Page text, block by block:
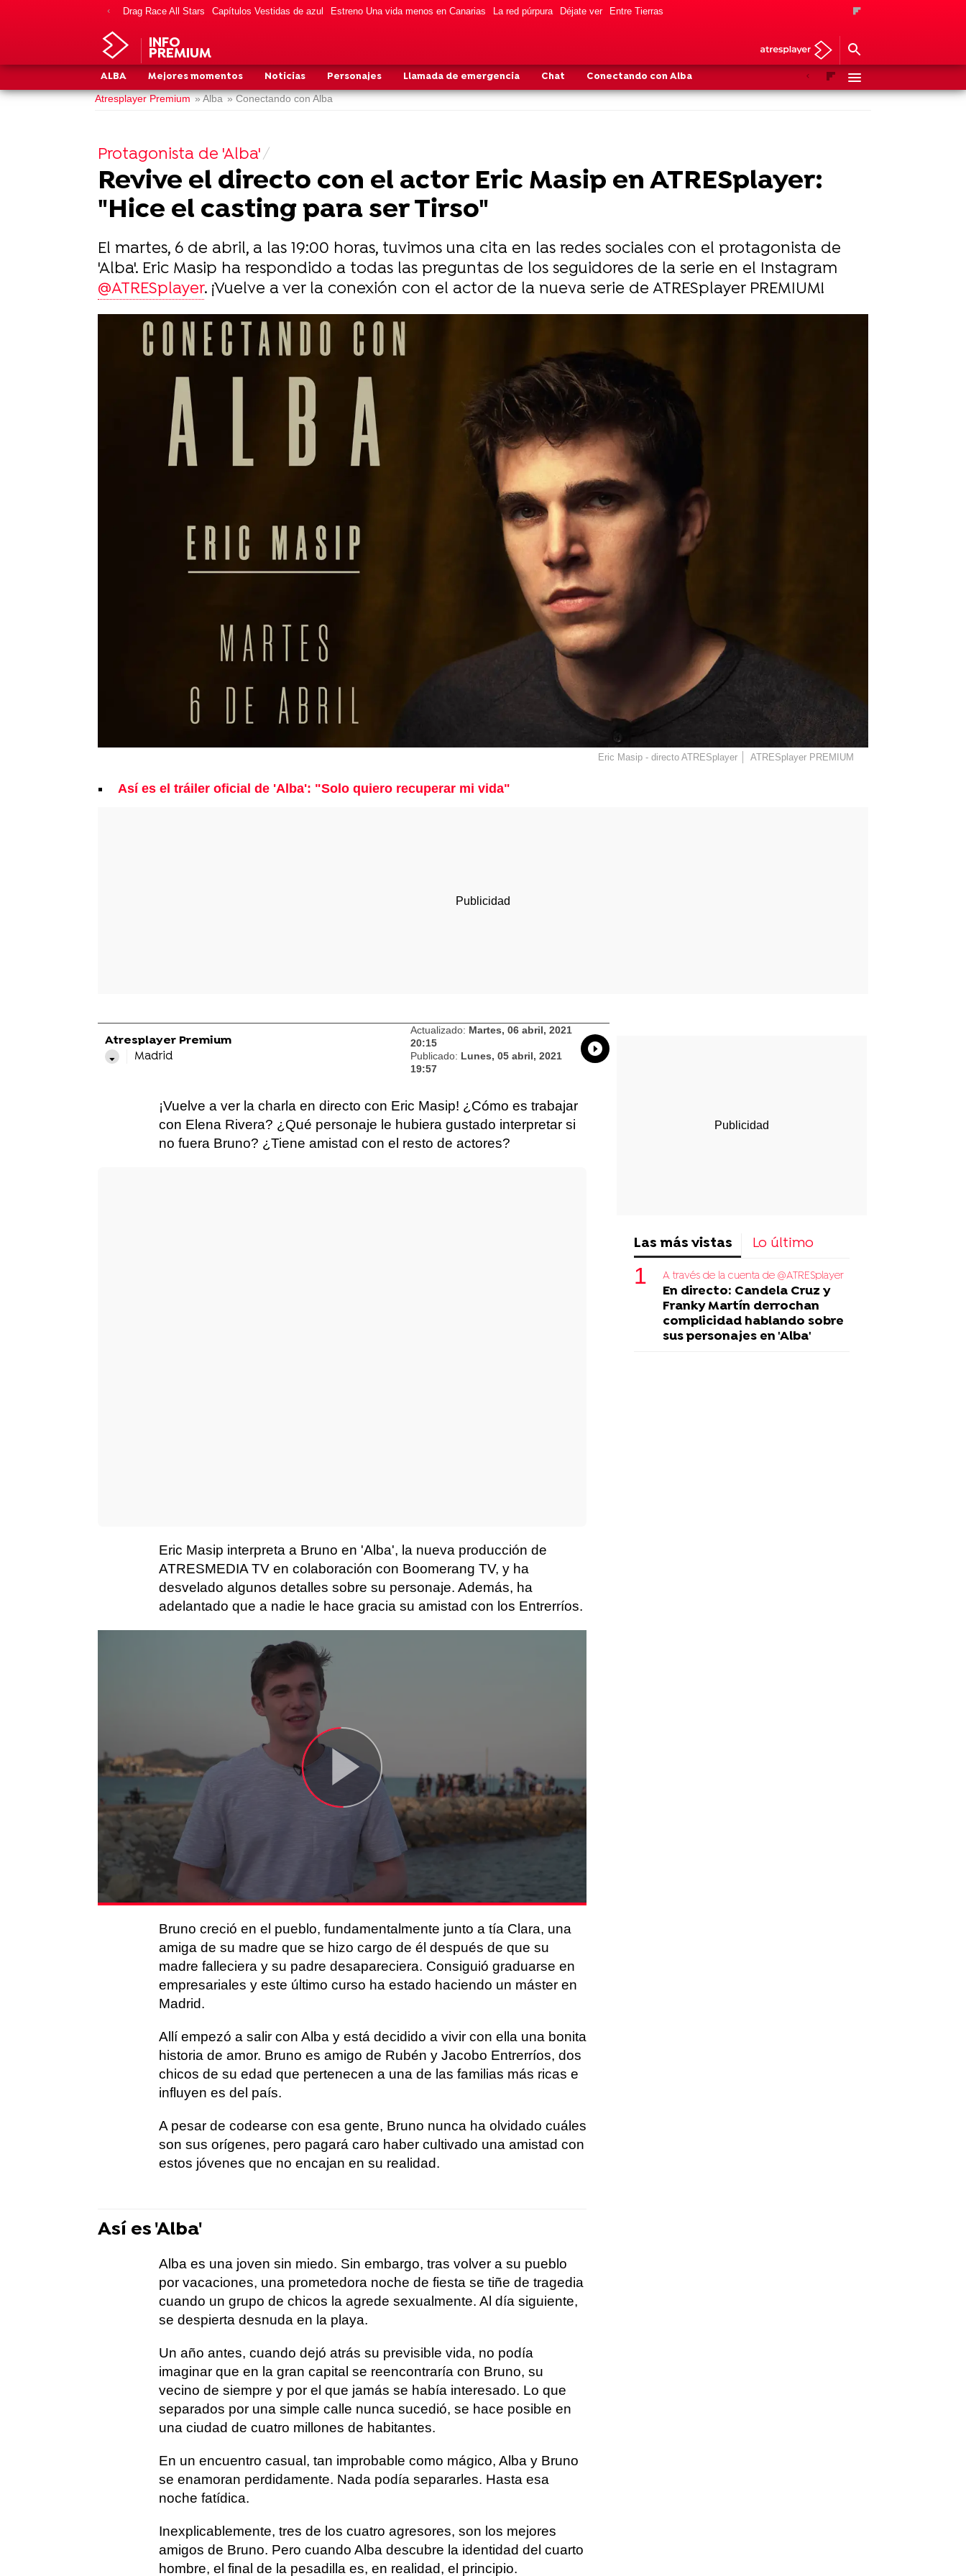
Drag Race All Stars Capítulos Vestidas de azul Estreno Una vida menos en Canarias La red púrpura Déjate ver Entre Tierras
INFO
PREMIUM
ALBA Mejores momentos Noticias Personajes Llamada de emergencia Chat Conectando con Alba AnteriorSiguiente
Atresplayer Premium » Alba » Conectando con Alba
Protagonista de 'Alba'
Revive el directo con el actor Eric Masip en ATRESplayer:
"Hice el casting para ser Tirso"
El martes, 6 de abril, a las 19:00 horas, tuvimos una cita en las redes sociales con el protagonista de
'Alba'. Eric Masip ha respondido a todas las preguntas de los seguidores de la serie en el Instagram
@ATRESplayer. ¡Vuelve a ver la conexión con el actor de la nueva serie de ATRESplayer PREMIUM!
Eric Masip - directo ATRESplayer ATRESplayer PREMIUM
Así es el tráiler oficial de 'Alba': "Solo quiero recuperar mi vida"
Atresplayer Premium
Madrid
Actualizado: Martes, 06 abril, 2021
20:15
Publicado: Lunes, 05 abril, 2021
19:57
Whatsapp
Compartir
¡Vuelve a ver la charla en directo con Eric Masip! ¿Cómo es trabajar
con Elena Rivera? ¿Qué personaje le hubiera gustado interpretar si
no fuera Bruno? ¿Tiene amistad con el resto de actores?
Eric Masip interpreta a Bruno en 'Alba', la nueva producción de
ATRESMEDIA TV en colaboración con Boomerang TV, y ha
desvelado algunos detalles sobre su personaje. Además, ha
adelantado que a nadie le hace gracia su amistad con los Entrerríos.
Bruno creció en el pueblo, fundamentalmente junto a tía Clara, una
amiga de su madre que se hizo cargo de él después de que su
madre falleciera y su padre desapareciera. Consiguió graduarse en
empresariales y este último curso ha estado haciendo un máster en
Madrid.
Allí empezó a salir con Alba y está decidido a vivir con ella una bonita
historia de amor. Bruno es amigo de Rubén y Jacobo Entrerríos, dos
chicos de su edad que pertenecen a una de las familias más ricas e
influyen es del país.
A pesar de codearse con esa gente, Bruno nunca ha olvidado cuáles
son sus orígenes, pero pagará caro haber cultivado una amistad con
estos jóvenes que no encajan en su realidad.
Así es 'Alba'
Alba es una joven sin miedo. Sin embargo, tras volver a su pueblo
por vacaciones, una prometedora noche de fiesta se tiñe de tragedia
cuando un grupo de chicos la agrede sexualmente. Al día siguiente,
se despierta desnuda en la playa.
Un año antes, cuando dejó atrás su previsible vida, no podía
imaginar que en la gran capital se reencontraría con Bruno, su
vecino de siempre y por el que jamás se había interesado. Lo que
separados por una simple calle nunca sucedió, se hace posible en
una ciudad de cuatro millones de habitantes.
En un encuentro casual, tan improbable como mágico, Alba y Bruno
se enamoran perdidamente. Nada podía separarles. Hasta esa
noche fatídica.
Inexplicablemente, tres de los cuatro agresores, son los mejores
amigos de Bruno. Pero cuando Alba descubre la identidad del cuarto
hombre, el final de la pesadilla es, en realidad, el principio.
Las más vistas Lo último
A través de la cuenta de @ATRESplayer
En directo: Candela Cruz y
Franky Martín derrochan
complicidad hablando sobre
sus personajes en 'Alba'